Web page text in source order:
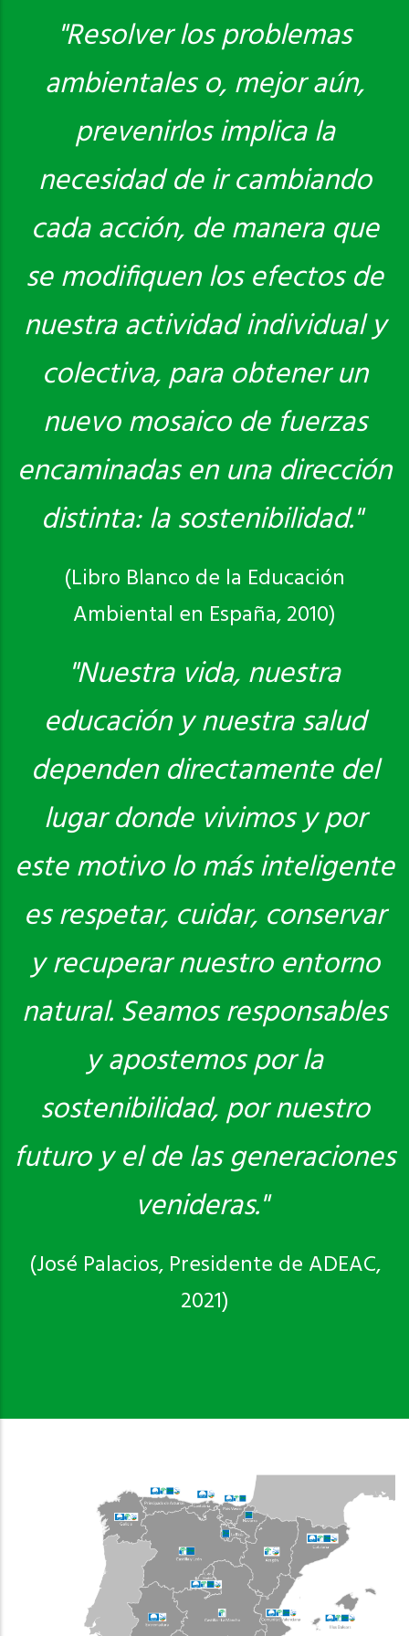
Saber más
"Resolver los problemas
ambientales o, mejor aún,
prevenirlos implica la
necesidad de ir cambiando
cada acción, de manera que
se modifiquen los efectos de
nuestra actividad individual y
colectiva, para obtener un
nuevo mosaico de fuerzas
encaminadas en una dirección
distinta: la sostenibilidad."
(Libro Blanco de la Educación
Ambiental en España, 2010)
"Nuestra vida, nuestra
educación y nuestra salud
dependen directamente del
lugar donde vivimos y por
este motivo lo más inteligente
es respetar, cuidar, conservar
y recuperar nuestro entorno
natural. Seamos responsables
y apostemos por la
sostenibilidad, por nuestro
futuro y el de las generaciones
venideras."
(José Palacios, Presidente de ADEAC,
2021)